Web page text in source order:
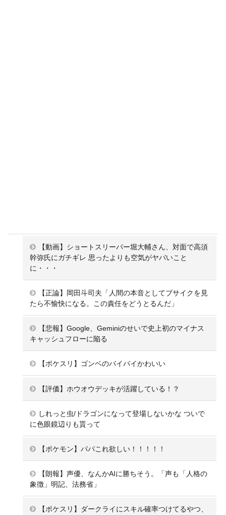
【動画】ショートスリーパー堀大輔さん、対面で高須
幹弥氏にガチギレ 思ったよりも空気がヤバいこと
に・・・
【正論】岡田斗司夫「人間の本音としてブサイクを見
たら不愉快になる。この責任をどうとるんだ」
【悲報】Google、Geminiのせいで史上初のマイナス
キャッシュフローに陥る
【ポケスリ】ゴンベのバイバイかわいい
【評価】ホウオウデッキが活躍している！？
しれっと虫/ドラゴンになって登場しないかな ついで
に色眼鏡辺りも貰って
【ポケモン】パパこれ欲しい！！！！！
【朗報】声優、なんかAIに勝ちそう。「声も「人格の
象徴」明記、法務省」
【ポケスリ】ダークライにスキル確率つけてるやつ、